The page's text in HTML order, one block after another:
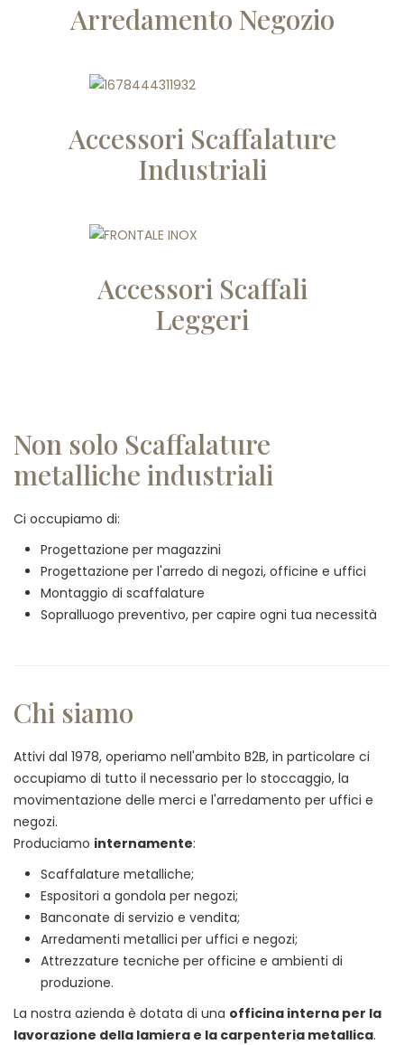
Arredamento Negozio
Accessori Scaffalature
Industriali
Accessori Scaffali
Leggeri
Non solo Scaffalature
metalliche industriali
Ci occupiamo di:
Progettazione per magazzini
Progettazione per l'arredo di negozi, officine e uffici
Montaggio di scaffalature
Sopralluogo preventivo, per capire ogni tua necessità
Chi siamo
Attivi dal 1978, operiamo nell'ambito B2B, in particolare ci
occupiamo di tutto il necessario per lo stoccaggio, la
movimentazione delle merci e l'arredamento per uffici e
negozi.
Produciamo internamente:
Scaffalature metalliche;
Espositori a gondola per negozi;
Banconate di servizio e vendita;
Arredamenti metallici per uffici e negozi;
Attrezzature tecniche per officine e ambienti di
produzione.
La nostra azienda è dotata di una officina interna per la
lavorazione della lamiera e la carpenteria metallica.